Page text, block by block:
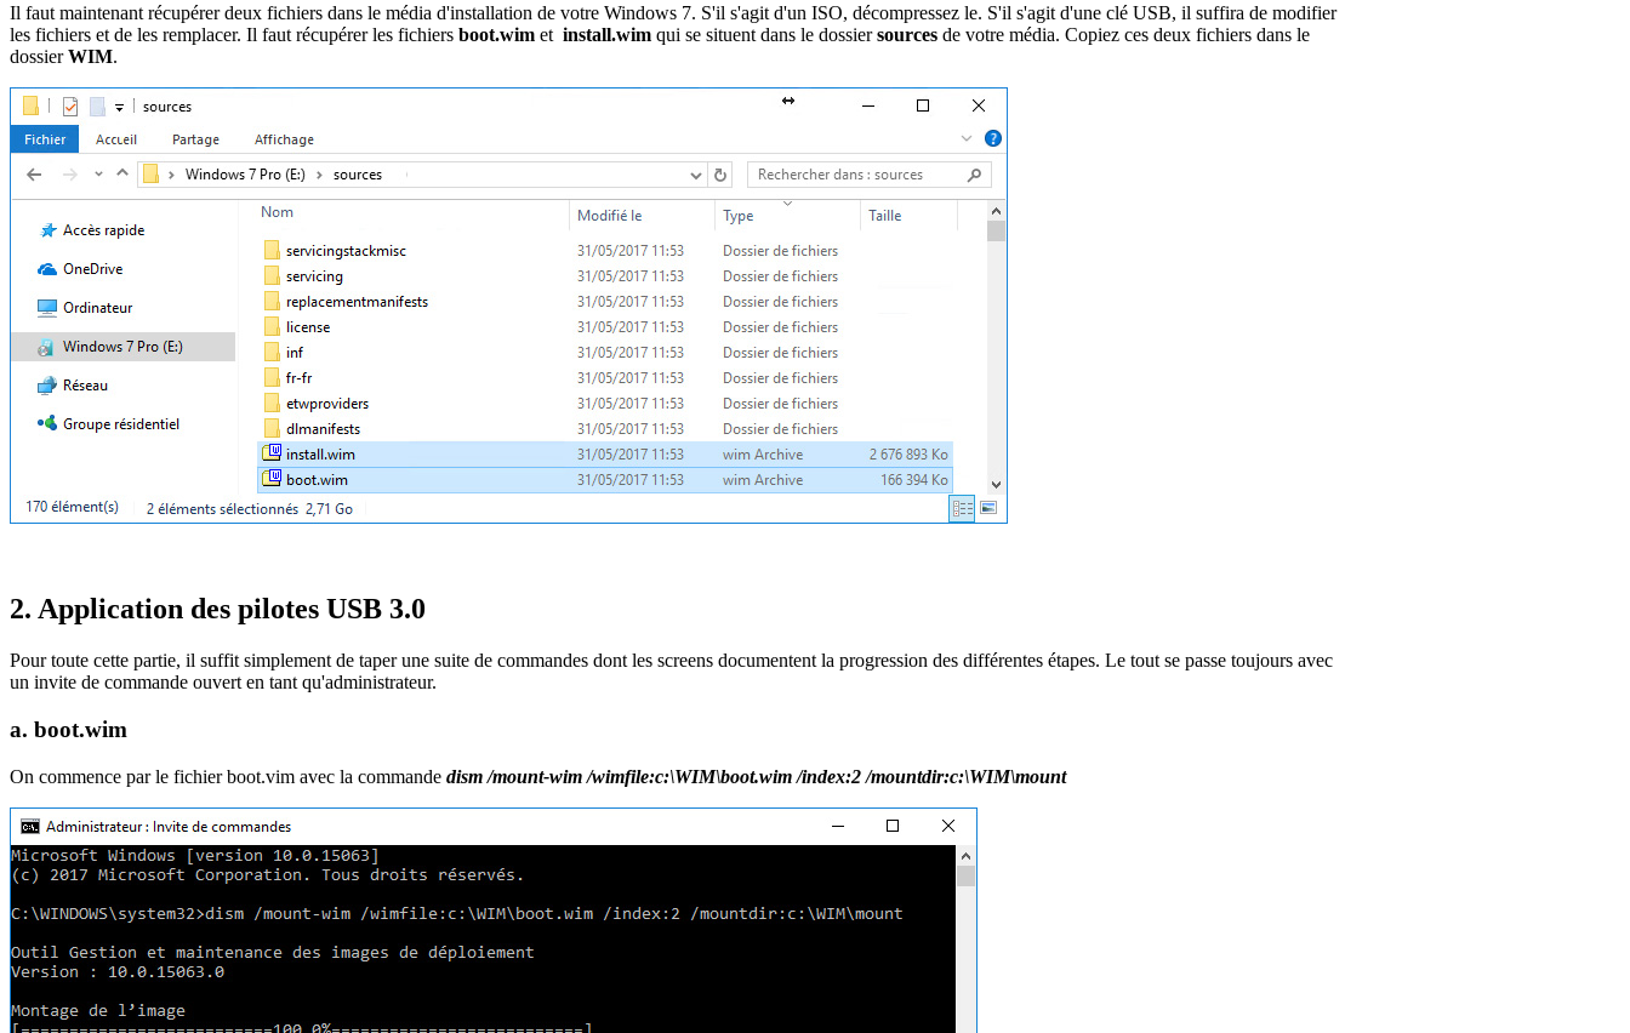
Il faut maintenant récupérer deux fichiers dans le média d'installation de votre Windows 7. S'il s'agit d'un ISO, décompressez le. S'il s'agit d'une clé USB, il suffira de modifier
les fichiers et de les remplacer. Il faut récupérer les fichiers boot.wim et install.wim qui se situent dans le dossiersources de votre média. Copiez ces deux fichiers dans le
dossierWIM.
2. Application des pilotes USB 3.0
Pour toute cette partie, il suffit simplement de taper une suite de commandes dont les screens documentent la progression des différentes étapes. Le tout se passe toujours avec
un invite de commande ouvert en tant qu'administrateur.
a. boot.wim
On commence par le fichier boot.vim avec la commande dism /mount-wim /wimfile:c:\WIM\boot.wim /index:2 /mountdir:c:\WIM\mount